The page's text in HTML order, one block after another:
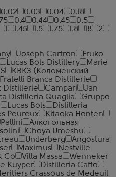
0.02 0.03 0.04
0.18
0.4 0.44 0.45
0.5
1.45 1.5 1.75 1.8 18
2
Joseph Cartron
Fruko
Lucas Bols Distillery
Marie
КВКЗ (Коломенский
Fratelli Branca Distillerie
Distillerie Campari
Jan
Distilleria Quaglia
Gruppo
Lucas Bols
Distilleria
Peureux
Kitaoka Honten
Pallini
Алкогольная
Choya Umeshu
Underberg
Angostura
Maximus
Nestville
Co Villa Massa
Wenneker
Kuyper
Distilleria Caffo
Crassous de Medeuil